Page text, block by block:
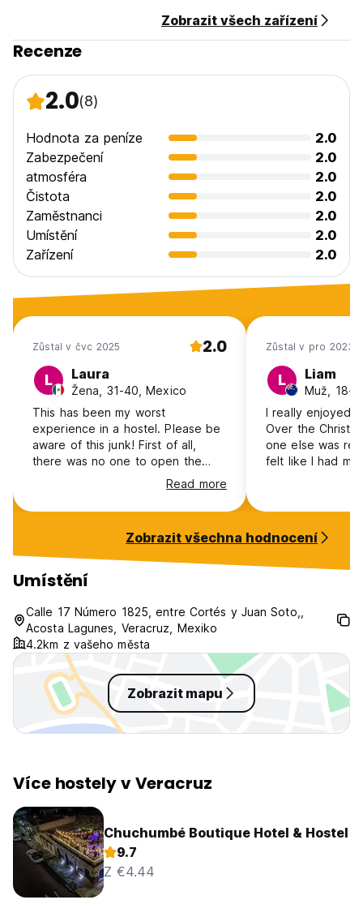
(Auto-translated from original language)Zobrazit všech zařízení
Recenze
2.0(8)
Hodnota za peníze
2.0
Zabezpečení
2.0
atmosféra
2.0
Čistota
2.0
Zaměstnanci
2.0
Umístění
2.0
Zařízení
2.0
Zůstal v čvc 2025 2.0
L Laura
Žena, 31-40, Mexico
This has been my worst
experience in a hostel. Please be
aware of this junk! First of all,
there was no one to open the
door for us. We came back later
and a client opened the door for
us, no employees whatsoever.
humidity. The owner was trying to
control everything from Canada!
He wanted to charge us more
than what we accorded. We
literally escaped from the horrible
hole. Please don't waste your
time, moneyand energy here!!
Read more
Zůstal v pro 2023
L Liam
Muž, 18-
I really enjoyed
Over the
one else was
felt like I had my
there are plenty
in process but I
the future.
again during my
Veracruz
Zobrazit všechna hodnocení
Umístění
Calle 17 Número 1825, entre Cortés y Juan Soto,,
Acosta Lagunes, Veracruz, Mexiko
4.2km z vašeho města
Zobrazit mapu
Více hostely v Veracruz
Chuchumbé Boutique Hotel & Hostel
9.7
Z €4.44